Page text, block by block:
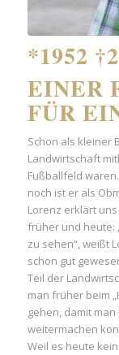
*1952
EINER
FÜR
Schon als kleiner
Landwirtschaft
Fußballfeld
noch ist er als
Lorenz erklärt
früher und heute:
zu sehen“, weißt
schon gut
Teil der
man früher beim
gehen, damit
weitermachen
Weil es heute